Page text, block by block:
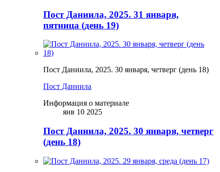
Пост Даниила, 2025. 31 января,
пятница (день 19)
Пост Даниила, 2025. 30 января, четверг (день 18)
Пост Даниила
Информация о материале
янв 10 2025
Пост Даниила, 2025. 30 января, четверг
(день 18)